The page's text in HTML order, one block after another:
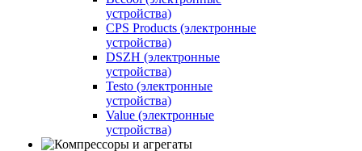
устройства)
CPS Products (электронные
устройства)
DSZH (электронные
устройства)
Testo (электронные
устройства)
Value (электронные
устройства)